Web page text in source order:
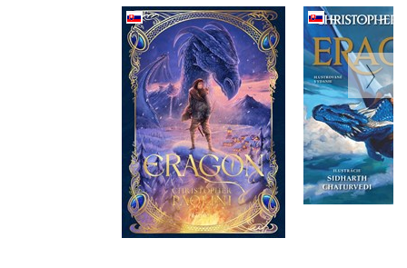
Eragon (slovensky)
Christopher Paolini
Do košíku
549 Kč
439 Kč
Eragon -
vydanie
Do